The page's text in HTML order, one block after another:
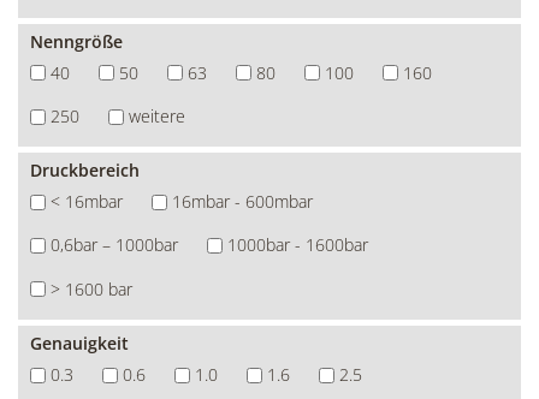
Nenngröße
40
50 63 80 100
160
250
weitere
Druckbereich
< 16mbar
16mbar - 600mbar
0,6bar – 1000bar
1000bar - 1600bar
> 1600 bar
Genauigkeit
0.3
0.6 1.0 1.6 2.5